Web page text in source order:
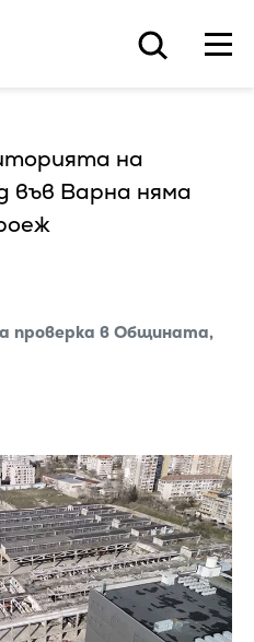
на
във Варна няма
проверка в Общината,